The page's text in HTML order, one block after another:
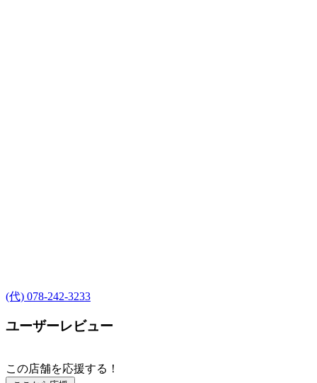
(代) 078-242-3233
ユーザーレビュー
この店舗を応援する！